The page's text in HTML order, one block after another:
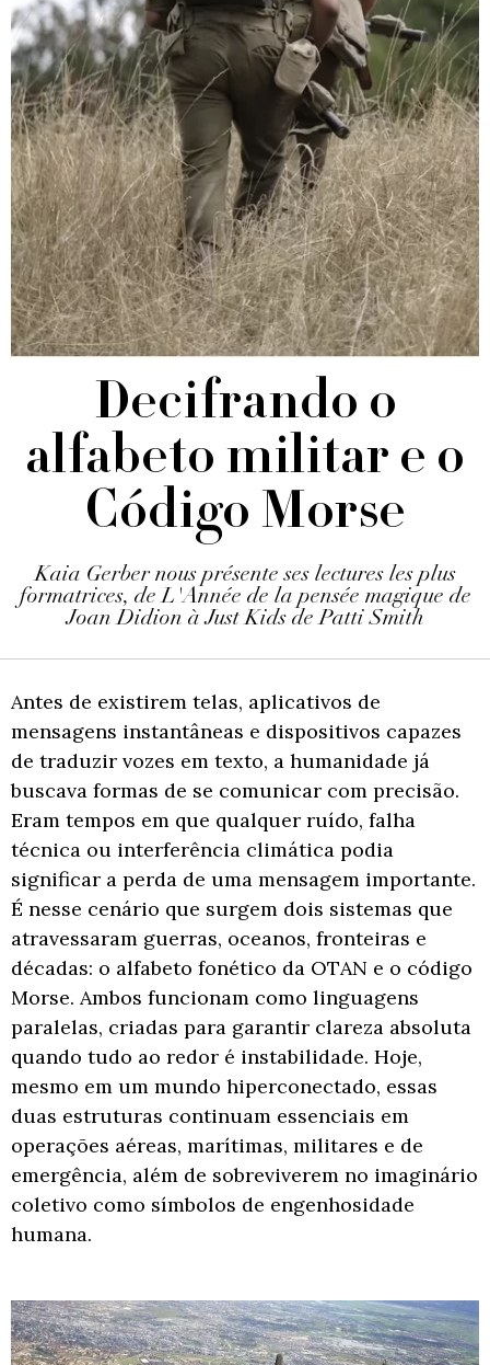
Decifrando o
alfabeto militar e o
Código Morse
Kaia Gerber nous présente ses lectures les plus
formatrices, de L'Année de la pensée magique de
Joan Didion à Just Kids de Patti Smith
Antes de existirem telas, aplicativos de
mensagens instantâneas e dispositivos capazes
de traduzir vozes em texto, a humanidade já
buscava formas de se comunicar com precisão.
Eram tempos em que qualquer ruído, falha
técnica ou interferência climática podia
significar a perda de uma mensagem importante.
É nesse cenário que surgem dois sistemas que
atravessaram guerras, oceanos, fronteiras e
décadas: o alfabeto fonético da OTAN e o código
Morse. Ambos funcionam como linguagens
paralelas, criadas para garantir clareza absoluta
quando tudo ao redor é instabilidade. Hoje,
mesmo em um mundo hiperconectado, essas
duas estruturas continuam essenciais em
operações aéreas, marítimas, militares e de
emergência, além de sobreviverem no imaginário
coletivo como símbolos de engenhosidade
humana.